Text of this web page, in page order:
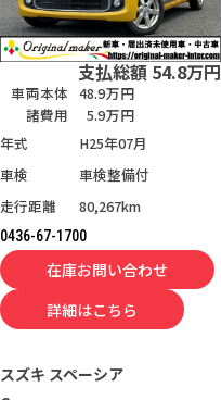
支払総額 54.8万円
車両本体 48.9万円
諸費用
5.9万円
年式
H25年07月
車検
車検整備付
走行距離
80,267km
0436-67-1700
在庫お問い合わせ
詳細はこちら
スズキ スペーシア